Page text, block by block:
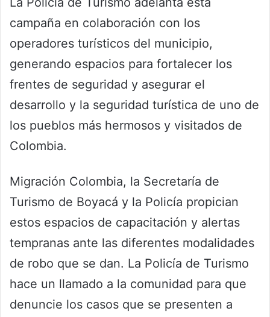
campaña en colaboración con los
operadores turísticos del municipio,
generando espacios para fortalecer los
frentes de seguridad y asegurar el
desarrollo y la seguridad turística de uno de
los pueblos más hermosos y visitados de
Colombia.
Migración Colombia, la Secretaría de
Turismo de Boyacá y la Policía propician
estos espacios de capacitación y alertas
tempranas ante las diferentes modalidades
de robo que se dan. La Policía de Turismo
hace un llamado a la comunidad para que
denuncie los casos que se presenten a